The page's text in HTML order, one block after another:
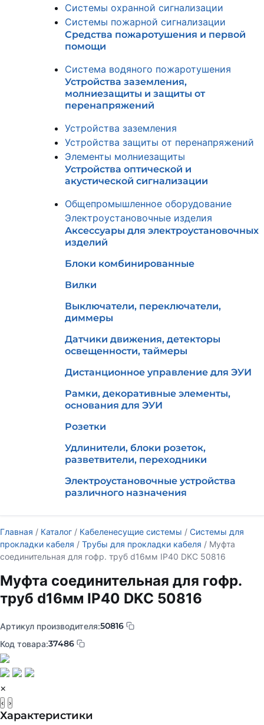
Системы охранной сигнализации
Системы пожарной сигнализации
Средства пожаротушения и первой
помощи
Система водяного пожаротушения
Устройства заземления,
молниезащиты и защиты от
перенапряжений
Устройства заземления
Устройства защиты от перенапряжений
Элементы молниезащиты
Устройства оптической и
акустической сигнализации
Общепромышленное оборудование
Электроустановочные изделия
Аксессуары для электроустановочных
изделий
Блоки комбинированные
Вилки
Выключатели, переключатели,
диммеры
Датчики движения, детекторы
освещенности, таймеры
Дистанционное управление для ЭУИ
Рамки, декоративные элементы,
основания для ЭУИ
Розетки
Удлинители, блоки розеток,
разветвители, переходники
Электроустановочные устройства
различного назначения
Главная / Каталог / Кабеленесущие системы / Системы для
прокладки кабеля / Трубы для прокладки кабеля / Муфта
соединительная для гофр. труб d16мм IP40 DKC 50816
Муфта соединительная для гофр.
труб d16мм IP40 DKC 50816
Артикул производителя:50816
Код товара:37486
×
‹ ›
Характеристики